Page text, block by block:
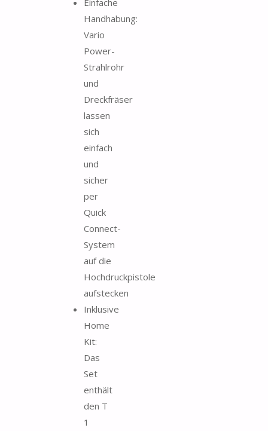
Handhabung:
Vario
Power-
Strahlrohr
und
Dreckfräser
lassen
sich
einfach
und
sicher
per
Quick
Connect-
System
auf die
Hochdruckpistole
aufstecken
Inklusive
Home
Kit:
Das
Set
enthält
den T
1